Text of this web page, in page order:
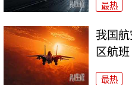
最热
我国
区航班
最热